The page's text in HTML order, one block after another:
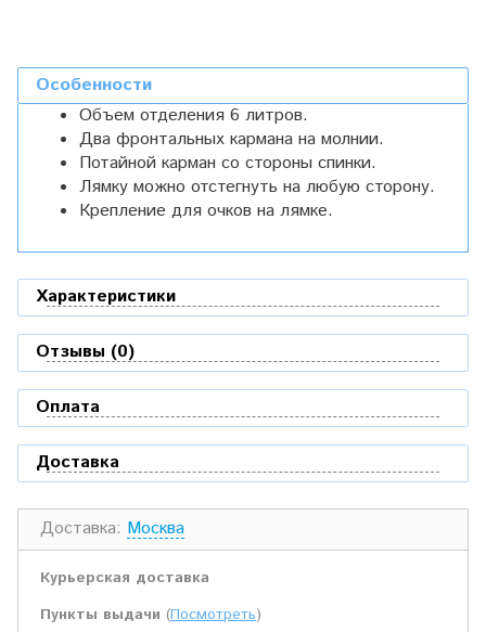
Особенности
Объем отделения 6 литров.
Два фронтальных кармана на молнии.
Потайной карман со стороны спинки.
Лямку можно отстегнуть на любую сторону.
Крепление для очков на лямке.
Характеристики
Отзывы (0)
Оплата
Доставка
Доставка: Москва
Курьерская доставка
Пункты выдачи (Посмотреть)